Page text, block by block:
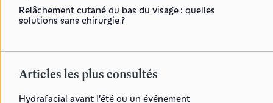
Relâchement cutané du bas du visage : quelles
solutions sans chirurgie ?
Articles les plus consultés
Hydrafacial avant l’été ou un événement